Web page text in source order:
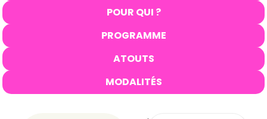
POUR QUI ?
PROGRAMME
ATOUTS
MODALITÉS